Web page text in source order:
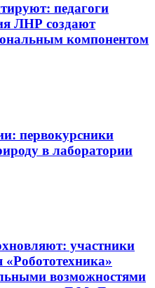
педагоги
ЛНР создают
компонентом
первокурсники
в лаборатории
участники
«Робототехника»
возможностями